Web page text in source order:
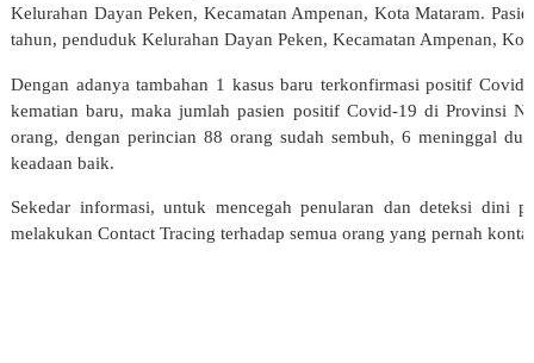
Kelurahan Dayan Peken, Kecamatan Ampenan, Kota Mataram.
tahun, penduduk Kelurahan Dayan Peken, Kecamatan Ampenan,
Dengan adanya tambahan 1 kasus baru terkonfirmasi positif
kematian baru, maka jumlah pasien positif Covid-19 di Provinsi
orang, dengan perincian 88 orang sudah sembuh, 6 meninggal
keadaan baik.
Sekedar informasi, untuk mencegah penularan dan deteksi dini
melakukan Contact Tracing terhadap semua orang yang pernah